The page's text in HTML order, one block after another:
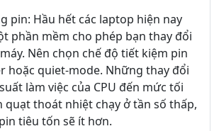
pin: Hầu hết các laptop hiện nay
phần mềm cho phép bạn thay đổi
Nên chọn chế độ tiết kiệm pin
hoặc quiet-mode. Những thay đổi
làm việc của CPU đến mức tối
quạt thoát nhiệt chạy ở tần số thấp,
tiêu tốn sẽ ít hơn.